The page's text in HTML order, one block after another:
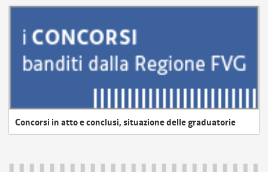
Concorsi in atto e conclusi, situazione delle graduatorie